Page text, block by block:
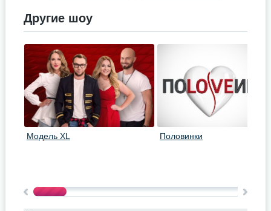
Другие шоу
Модель XL Половинки